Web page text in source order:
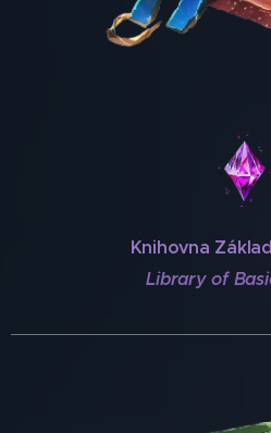
Knihovna
♦Library of